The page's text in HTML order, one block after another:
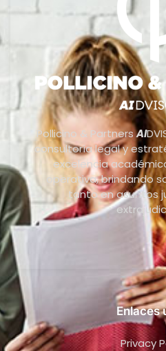
Pollicino & PartnersAI
consultoría legal y
excelencia
operativa, brindando
tanto en asuntos
Enlaces
Privacy